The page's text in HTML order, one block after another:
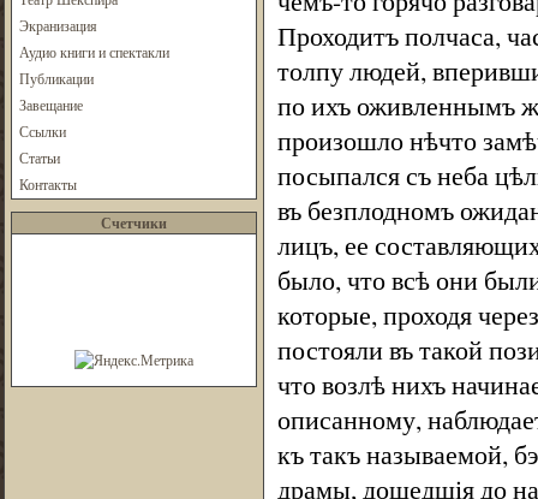
Экранизация
Аудио книги и спектакли
Публикации
Завещание
Ссылки
Статьи
Контакты
Счетчики
Проходитъ полчаса,
толпу людей,
по ихъ оживленнымъ
произошло нѣчто
посыпался съ неба
въ безплодномъ
лицъ, ее
было, что всѣ они
которые, проходя
постояли въ такой
что возлѣ нихъ
описанному,
къ такъ называемой,
драмы, дошедшія до